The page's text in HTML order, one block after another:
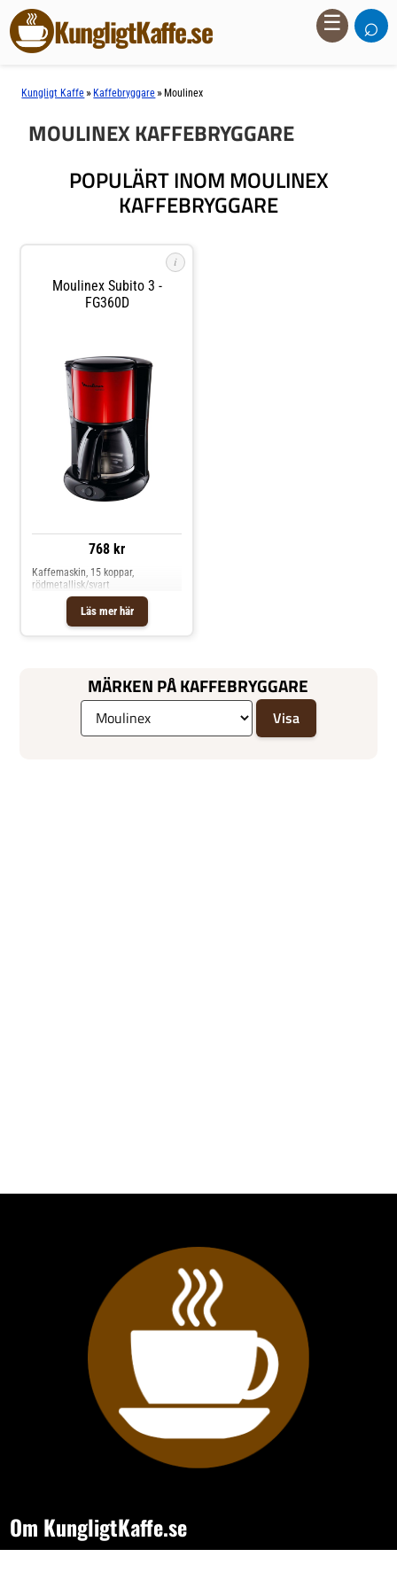
KungligtKaffe.se ☰ ⌕
Kungligt Kaffe » Kaffebryggare » Moulinex
MOULINEX KAFFEBRYGGARE
POPULÄRT INOM MOULINEX
KAFFEBRYGGARE
i
Moulinex Subito 3 -
FG360D
768 kr
Läs mer här
Kaffemaskin, 15 koppar,
rödmetallisk/svart
MÄRKEN PÅ KAFFEBRYGGARE
Om KungligtKaffe.se